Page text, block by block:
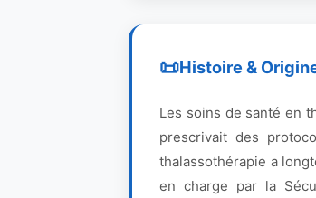
Histoire &
Les soins de santé en
prescrivait des
thalassothérapie a
en charge par la